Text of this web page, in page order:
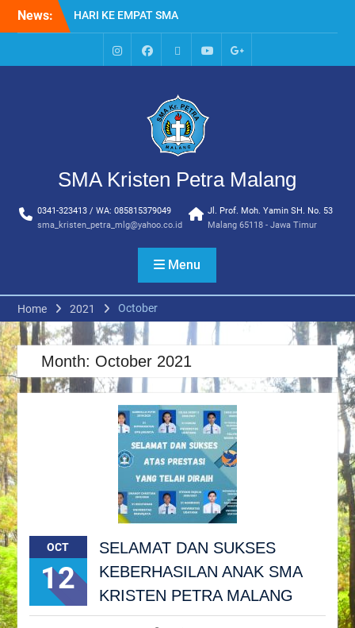
News:
HARI KE EMPAT SMA
KRISTEN PETRA MALANG
MPLS HARI KE TIGA SMA
KRISTEN PETRA MALANG
LINGKUNGAN SEKOLAH DI
SMA KRISTEN PETRA
AJARAN BARU YBPK
MPLS HARI KE 5 SMA
KRISTEN PETRA MALANG
IG
FacebookWhatsappYoutubeGoogle+
SMA Kristen Petra Malang
0341-323413 / WA: 085815379049
sma_kristen_petra_mlg@yahoo.co.id
Jl. Prof. Moh. Yamin SH. No. 53
Malang 65118 - Jawa Timur
Menu
Home 2021 October
Month: October 2021
OCT
12
SELAMAT DAN SUKSES
KEBERHASILAN ANAK SMA
KRISTEN PETRA MALANG